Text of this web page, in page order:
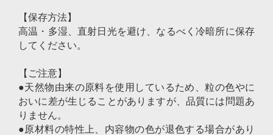
【保存方法】
高温・多湿、直射日光を避け、なるべく冷暗所に保存
してください。
【ご注意】
●天然物由来の原料を使用しているため、粒の色やに
おいに差が生じることがありますが、品質には問題あ
りません。
●原材料の特性上、内容物の色が退色する場合があり